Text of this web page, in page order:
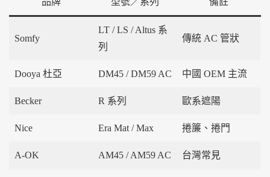
Somfy
LT / LS / Altus 系
列
傳統 AC 管狀
Dooya 杜亞 DM45 / DM59 AC 中國 OEM 主流
Becker R 系列 歐系遮陽
Nice Era Mat / Max 捲簾、捲門
A-OK AM45 / AM59 AC 台灣常見